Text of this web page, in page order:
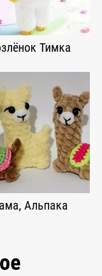
Тимка
Альпака